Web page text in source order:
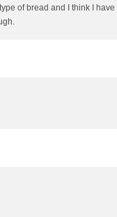
of bread and I think I